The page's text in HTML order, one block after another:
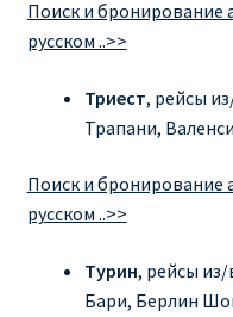
Поиск и бронирование
русском ..>>
Триест, рейсы
Трапани,
Поиск и бронирование
русском ..>>
Турин, рейсы
Бари, Берлин